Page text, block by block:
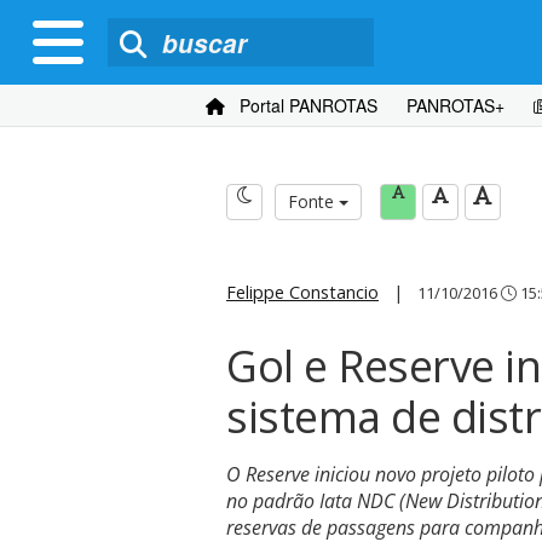
Portal PANROTAS PANROTAS+
Fonte
Felippe Constancio | 11/10/2016
Gol e Reserve
sistema de
O Reserve iniciou novo projeto
no padrão Iata NDC (New
reservas de passagens para